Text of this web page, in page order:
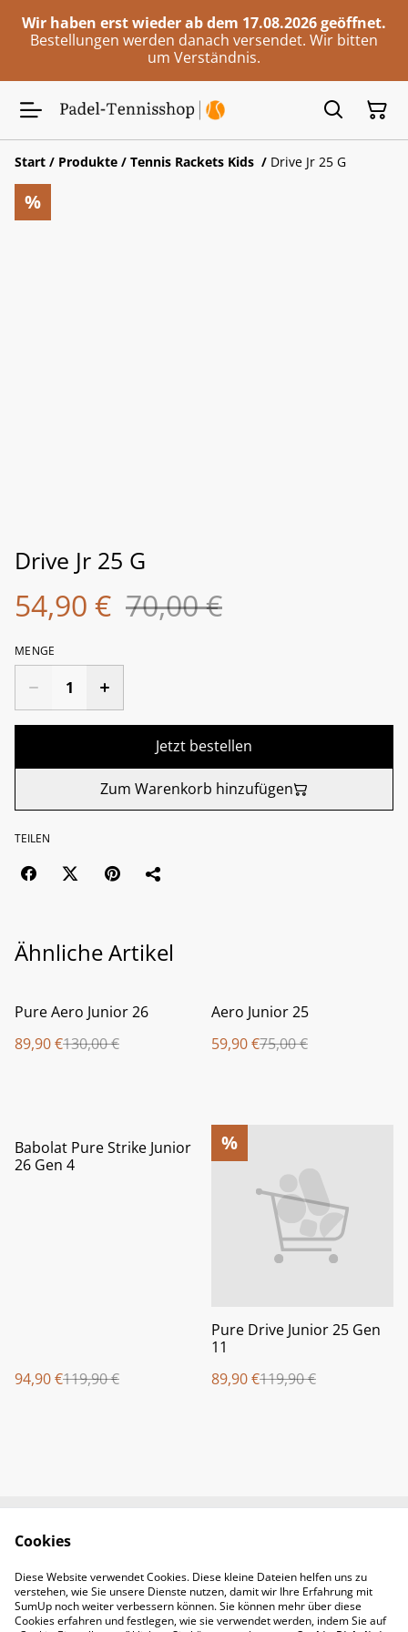
Wir haben erst wieder ab dem 17.08.2026 geöffnet.
Bestellungen werden danach versendet. Wir bitten
um Verständnis.
Start / Produkte / Tennis Rackets Kids / Drive Jr 25 G
%
Drive Jr 25 G
54,90 € 70,00 €
MENGE
Jetzt bestellen
Zum Warenkorb hinzufügen
TEILEN
Ähnliche Artikel
%
Pure Aero Junior 26
89,90 €130,00 €
%
Aero Junior 25
59,90 €75,00 €
%
Babolat Pure Strike Junior
26 Gen 4
94,90 €119,90 €
%
Pure Drive Junior 25 Gen
11
89,90 €119,90 €
Legal Terms
Privacy Policy
Cookie Policy
Cookies
Diese Website verwendet Cookies. Diese kleine Dateien helfen uns zu
verstehen, wie Sie unsere Dienste nutzen, damit wir Ihre Erfahrung mit
SumUp noch weiter verbessern können. Sie können mehr über diese
Cookies erfahren und festlegen, wie sie verwendet werden, indem Sie auf